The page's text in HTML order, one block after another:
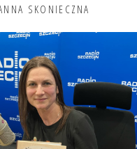
SKONIECZNA